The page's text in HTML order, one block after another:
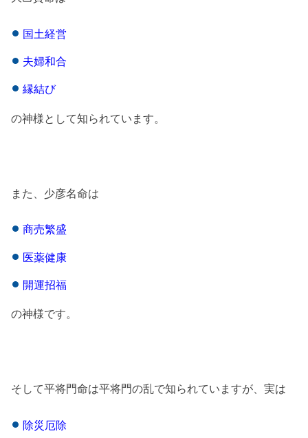
国土経営
夫婦和合
縁結び
の神様として知られています。
また、少彦名命は
商売繁盛
医薬健康
開運招福
の神様です。
そして平将門命は平将門の乱で知られていますが、実は
除災厄除